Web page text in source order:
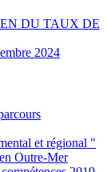
DU TAUX DE
2024
et régional "
Outre-Mer